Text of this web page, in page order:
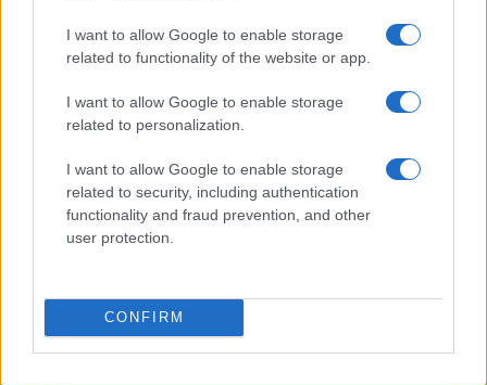
I want to allow Google to enable storage
related to functionality of the website or app.
I want to allow Google to enable storage
related to personalization.
I want to allow Google to enable storage
related to security, including authentication
functionality and fraud prevention, and other
user protection.
CONFIRM
Como a IA está redefinindo o marketing empresarial brasileiro
em 2026
Bruno Costa · 5 ago 2026
COTAÇÕES CRYPTO
Kinza Babylon Staked BTC